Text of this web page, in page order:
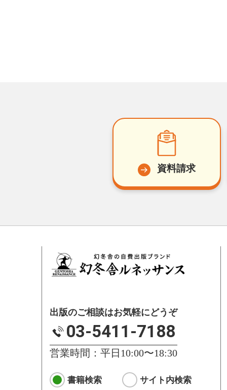
資料請求
出版のご相談はお気軽にどうぞ
03-5411-7188
営業時間：平日10:00〜18:30
書籍検索 サイト内検索